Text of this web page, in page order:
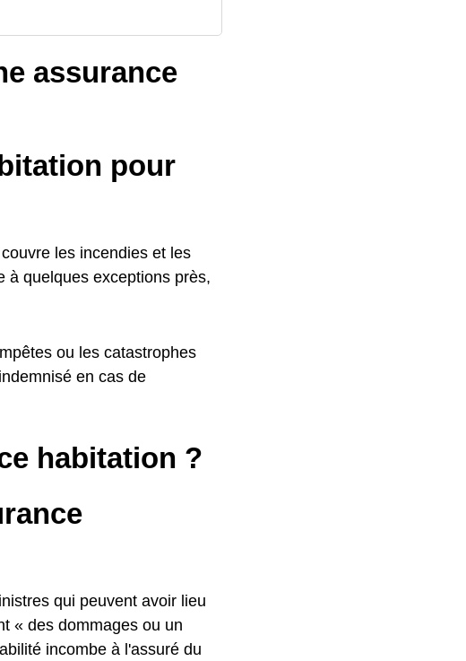
assurance
pour
les incendies et les
à quelques exceptions près,
ou les catastrophes
en cas de
habitation ?
qui peuvent avoir lieu
« des dommages ou un
incombe à l'assuré du